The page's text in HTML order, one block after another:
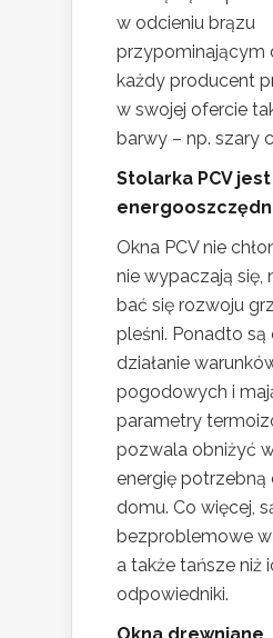
w odcieniu brązu
przypominającym
każdy producent
w swojej ofercie
barwy – np. szary
Stolarka PCV jest
Okna PCV nie
nie wypaczają się,
bać się rozwoju
pleśni. Ponadto są
działanie
pogodowych i
parametry
pozwala obniżyć
energię potrzebną
domu. Co więcej,
bezproblemowe
a także tańsze niż
odpowiedniki.